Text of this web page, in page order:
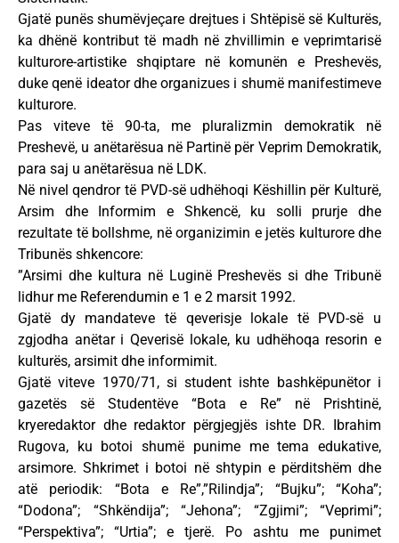
Gjatë punës shumëvjeçare drejtues i Shtëpisë së Kulturës,
ka dhënë kontribut të madh në zhvillimin e veprimtarisë
kulturore-artistike shqiptare në komunën e Preshevës,
duke qenë ideator dhe organizues i shumë manifestimeve
kulturore.
Pas viteve të 90-ta, me pluralizmin demokratik në
Preshevë, u anëtarësua në Partinë për Veprim Demokratik,
para saj u anëtarësua në LDK.
Në nivel qendror të PVD-së udhëhoqi Këshillin për Kulturë,
Arsim dhe Informim e Shkencë, ku solli prurje dhe
rezultate të bollshme, në organizimin e jetës kulturore dhe
Tribunës shkencore:
”Arsimi dhe kultura në Luginë Preshevës si dhe Tribunë
lidhur me Referendumin e 1 e 2 marsit 1992.
Gjatë dy mandateve të qeverisje lokale të PVD-së u
zgjodha anëtar i Qeverisë lokale, ku udhëhoqa resorin e
kulturës, arsimit dhe informimit.
Gjatë viteve 1970/71, si student ishte bashkëpunëtor i
gazetës së Studentëve “Bota e Re” në Prishtinë,
kryeredaktor dhe redaktor përgjegjës ishte DR. Ibrahim
Rugova, ku botoi shumë punime me tema edukative,
arsimore. Shkrimet i botoi në shtypin e përditshëm dhe
atë periodik: “Bota e Re”,”Rilindja”; “Bujku”; “Koha”;
“Dodona”; “Shkëndija”; “Jehona”; “Zgjimi”; “Veprimi”;
“Perspektiva”; “Urtia”; e tjerë. Po ashtu me punimet